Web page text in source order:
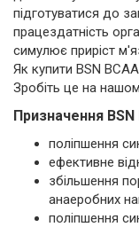
підготуватися до
працездатність
симулює приріст
Як купити BSN
Зробіть це на
Призначення
поліпшення
ефективне
збільшення
анаеробних
поліпшення